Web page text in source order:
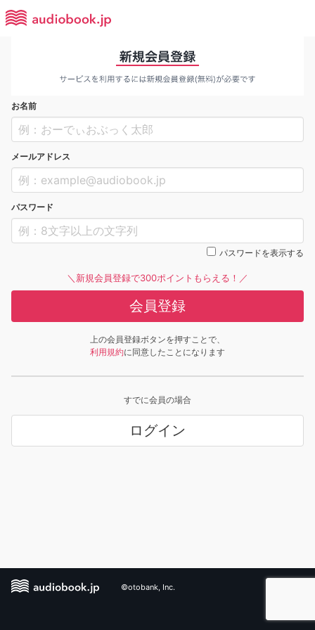
お名前
メールアドレス
パスワード
パスワードを表示する
＼新規会員登録で300ポイントもらえる！／
会員登録
上の会員登録ボタンを押すことで、
利用規約に同意したことになります
すでに会員の場合
ログイン
©otobank, Inc.